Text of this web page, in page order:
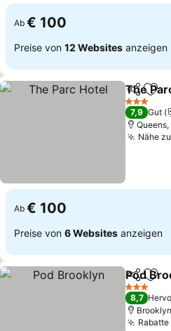
Ab € 100
Preise von 12 Websites anzeigen
TeilenZu
The
3 Sterne
7,9 Gut
Nähe
Ab € 100
Preise von 6 Websites anzeigen
TeilenZu
Pod
3 Sterne
8,7